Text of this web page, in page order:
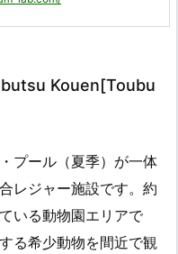
Kouen[Toubu
プール（夏季）が一体
レジャー施設です。約
いる動物園エリアで
る希少動物を間近で観